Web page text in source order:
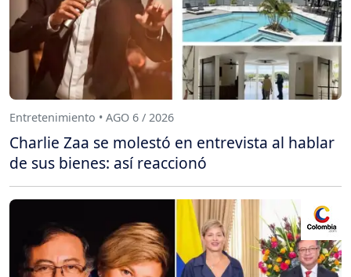
Entretenimiento • AGO 6 / 2026
Charlie Zaa se molestó en entrevista al hablar
de sus bienes: así reaccionó